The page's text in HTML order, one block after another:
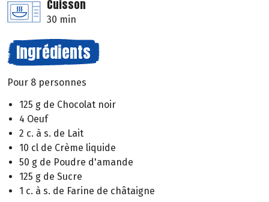
Cuisson
30 min
Ingrédients
Pour 8 personnes
125 g de Chocolat noir
4 Oeuf
2 c. à s. de Lait
10 cl de Crème liquide
50 g de Poudre d'amande
125 g de Sucre
1 c. à s. de Farine de châtaigne